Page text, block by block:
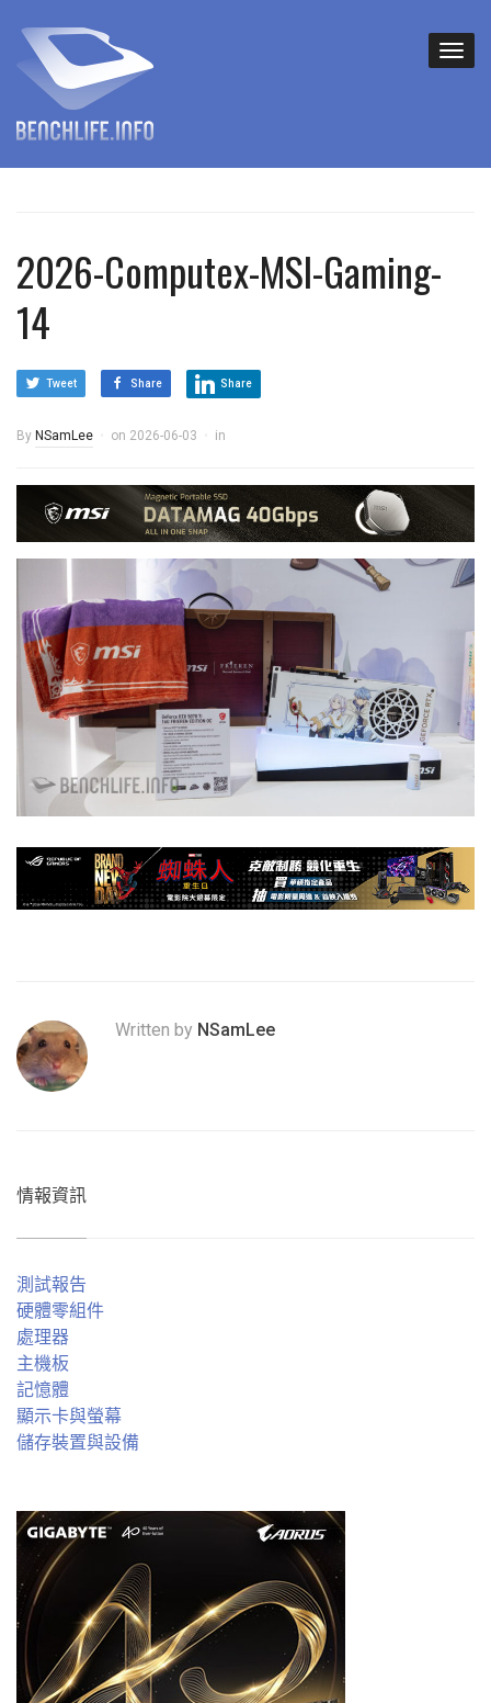
2026-Computex-MSI-Gaming-
14
Tweet Share Share
By NSamLee on 2026-06-03 in
Written by NSamLee
情報資訊
測試報告
硬體零組件
處理器
主機板
記憶體
顯示卡與螢幕
儲存裝置與設備